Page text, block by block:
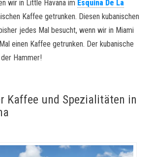
wir in Little Havana im Esquina De La
Kaffee getrunken. Diesen kubanischen
jedes Mal besucht, wenn wir in Miami
einen Kaffee getrunken. Der kubanische
Hammer!
Kaffee und Spezialitäten in